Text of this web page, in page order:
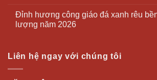
Đỉnh hương công giáo đá xanh rêu
lượng năm 2026
Liên hệ ngay với chúng tôi